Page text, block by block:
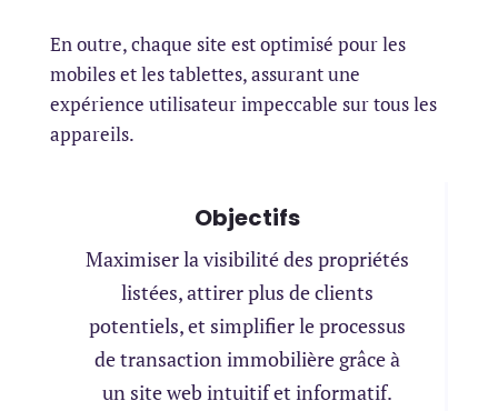
En outre, chaque site est optimisé pour les
mobiles et les tablettes, assurant une
expérience utilisateur impeccable sur tous les
appareils.
Objectifs
Maximiser la visibilité des propriétés
listées, attirer plus de clients
potentiels, et simplifier le processus
de transaction immobilière grâce à
un site web intuitif et informatif.